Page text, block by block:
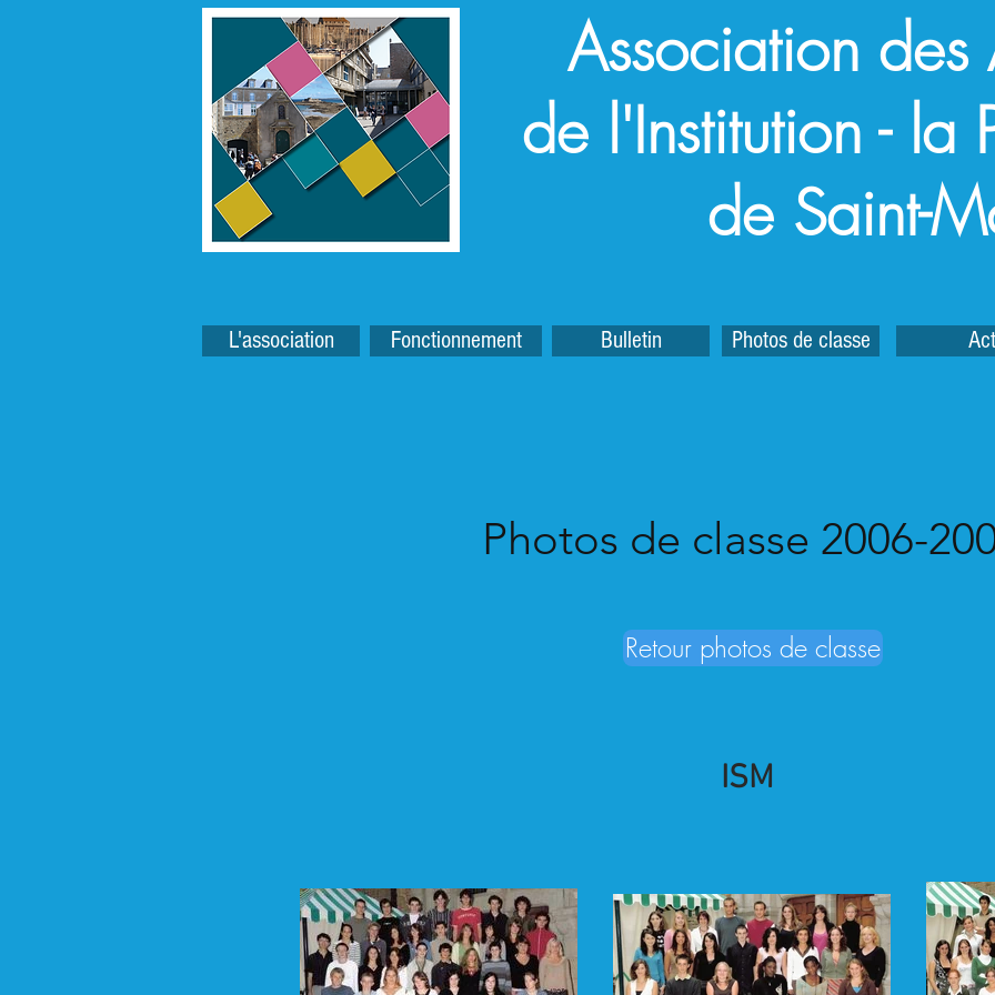
Association
de l'Institution - la
de Saint-
L'association Fonctionnement Bulletin Photos de classe
Photos de classe 2006-
Retour photos de classe
ISM